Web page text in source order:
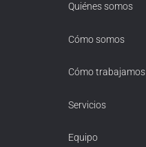
Quiénes somos
Cómo somos
Cómo trabajamos
Servicios
Equipo